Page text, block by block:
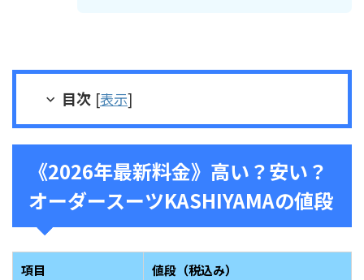
目次 [表示]
《2026年最新料金》高い？安い？
オーダースーツKASHIYAMAの値段
項目 値段（税込み）